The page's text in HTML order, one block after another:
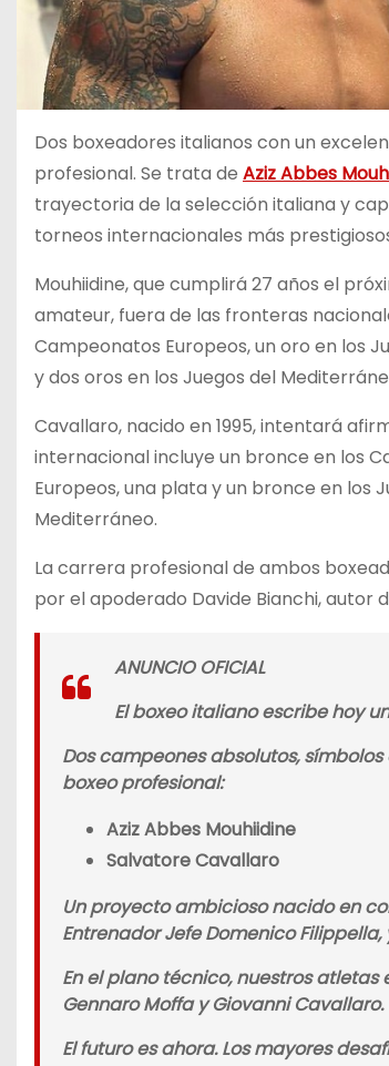
Dos boxeadores italianos con un
profesional. Se trata de Aziz Abbes
trayectoria de la selección italiana y
torneos internacionales más
Mouhiidine, que cumplirá 27 años el
amateur, fuera de las fronteras
Campeonatos Europeos, un oro en los
y dos oros en los Juegos del
Cavallaro, nacido en 1995, intentará
internacional incluye un bronce en los
Europeos, una plata y un bronce en los
Mediterráneo.
La carrera profesional de ambos
por el apoderado Davide Bianchi, autor
ANUNCIO OFICIAL
El boxeo italiano escribe hoy
Dos campeones absolutos,
boxeo profesional:
Aziz Abbes Mouhiidine
Salvatore Cavallaro
Un proyecto ambicioso nacido en
Entrenador Jefe Domenico
En el plano técnico, nuestros
Gennaro Moffa y Giovanni Cavallaro.
El futuro es ahora. Los mayores